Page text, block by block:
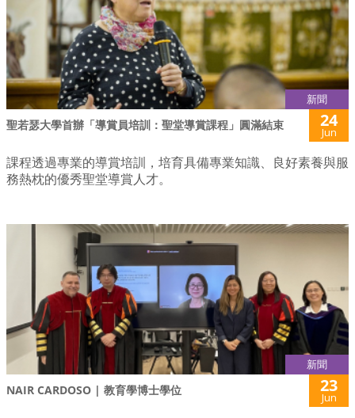
新聞
聖若瑟大學首辦「導賞員培訓：聖堂導賞課程」圓滿結束 24
Jun
課程透過專業的導賞培訓，培育具備專業知識、良好素養與服
務熱枕的優秀聖堂導賞人才。
新聞
NAIR CARDOSO | 教育學博士學位 23
Jun